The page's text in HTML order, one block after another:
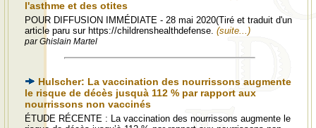
l'asthme et des otites
POUR DIFFUSION IMMÉDIATE - 28 mai 2020(Tiré et traduit d'un
article paru sur https://childrenshealthdefense. (suite...)
par Ghislain Martel
Hulscher: La vaccination des nourrissons augmente
le risque de décès jusquà 112 % par rapport aux
nourrissons non vaccinés
ÉTUDE RÉCENTE : La vaccination des nourrissons augmente le